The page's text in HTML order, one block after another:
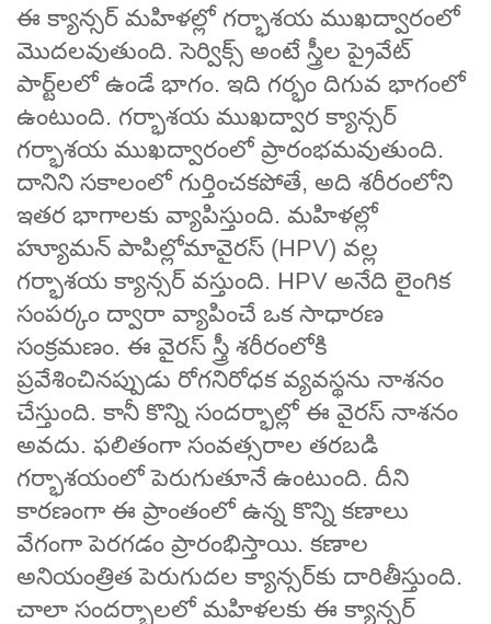
ఈ క్యాన్సర్ మహిళల్లో గర్భాశయ ముఖద్వారంలో
మొదలవుతుంది. సెర్విక్స్ అంటే స్త్రీల ప్రైవేట్
పార్ట్‌లలో ఉండే భాగం. ఇది గర్భం దిగువ భాగంలో
ఉంటుంది. గర్భాశయ ముఖద్వార క్యాన్సర్
గర్భాశయ ముఖద్వారంలో ప్రారంభమవుతుంది.
దానిని సకాలంలో గుర్తించకపోతే, అది శరీరంలోని
ఇతర భాగాలకు వ్యాపిస్తుంది. మహిళల్లో
హ్యూమన్ పాపిల్లోమావైరస్ (HPV) వల్ల
గర్భాశయ క్యాన్సర్ వస్తుంది. HPV అనేది లైంగిక
సంపర్కం ద్వారా వ్యాపించే ఒక సాధారణ
సంక్రమణం. ఈ వైరస్ స్త్రీ శరీరంలోకి
ప్రవేశించినప్పుడు రోగనిరోధక వ్యవస్థను నాశనం
చేస్తుంది. కానీ కొన్ని సందర్భాల్లో ఈ వైరస్ నాశనం
అవదు. ఫలితంగా సంవత్సరాల తరబడి
గర్భాశయంలో పెరుగుతూనే ఉంటుంది. దీని
కారణంగా ఈ ప్రాంతంలో ఉన్న కొన్ని కణాలు
వేగంగా పెరగడం ప్రారంభిస్తాయి. కణాల
అనియంత్రిత పెరుగుదల క్యాన్సర్‌కు దారితీస్తుంది.
చాలా సందర్భాలలో మహిళలకు ఈ క్యాన్సర్